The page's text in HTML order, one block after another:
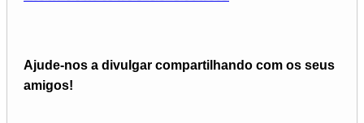
Ajude-nos a divulgar compartilhando com os seus
amigos!